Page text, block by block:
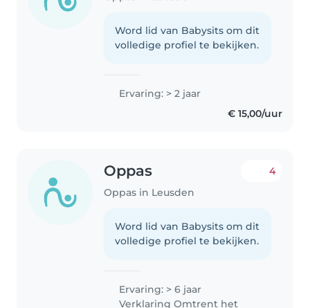
Word lid van Babysits om dit
volledige profiel te bekijken.
Ervaring: > 2 jaar
€ 15,00/uur
Oppas
Oppas in Leusden
4
Word lid van Babysits om dit
volledige profiel te bekijken.
Ervaring: > 6 jaar
Verklaring Omtrent het